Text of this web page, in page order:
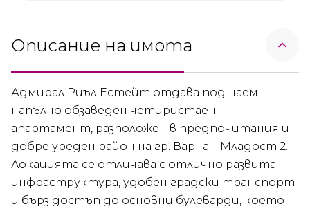
Описание на имота
Адмирал Риъл Естейт отдава под наем
напълно обзаведен четиристаен
апартамент, разположен в предпочитания и
добре уреден район на гр. Варна – Младост 2.
Локацията се отличава с отлично развита
инфраструктура, удобен градски транспорт
и бърз достъп до основни булеварди, което